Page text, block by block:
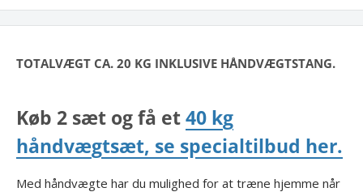
TOTALVÆGT CA. 20 KG INKLUSIVE HÅNDVÆGTSTANG.
Køb 2 sæt og få et40 kg
håndvægtsæt, se specialtilbud her.
Med håndvægte har du mulighed for at træne hjemme når